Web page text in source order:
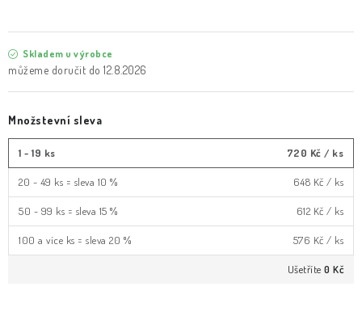
Skladem u výrobce
12.8.2026
Množstevní sleva
1 - 19 ks 720 Kč / ks
20 - 49 ks = sleva 10 % 648 Kč / ks
50 - 99 ks = sleva 15 % 612 Kč / ks
100 a více ks = sleva 20 % 576 Kč / ks
Ušetříte 0 Kč